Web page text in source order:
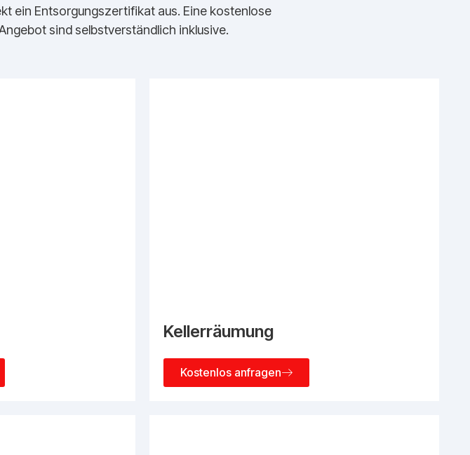
ein Entsorgungszertifikat aus. Eine kostenlose
sind selbstverständlich inklusive.
Kellerräumung
Kostenlos anfragen